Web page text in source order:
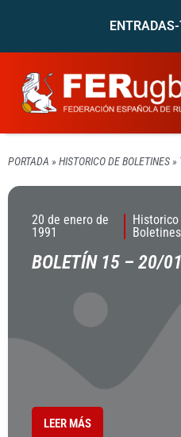
PORTADA » HISTORICO DE BOLETINES»
20 de enero de
1991
Historico
Boletines
BOLETÍN 15 – 20/
LEER MÁS